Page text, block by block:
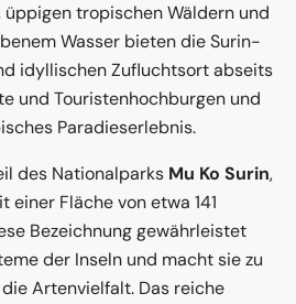
tropischen Wäldern und
Wasser bieten die Surin-
idyllischen Zufluchtsort abseits
und Touristenhochburgen und
Paradieserlebnis.
des Nationalparks Mu Ko Surin,
einer Fläche von etwa 141
Bezeichnung gewährleistet
der Inseln und macht sie zu
Artenvielfalt. Das reiche